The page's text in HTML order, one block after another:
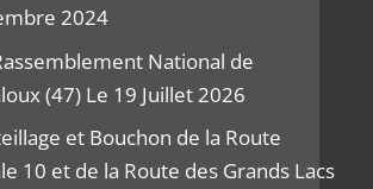
2024
National de
(47) Le 19 Juillet 2026
et Bouchon de la Route
10 et de la Route des Grands Lacs